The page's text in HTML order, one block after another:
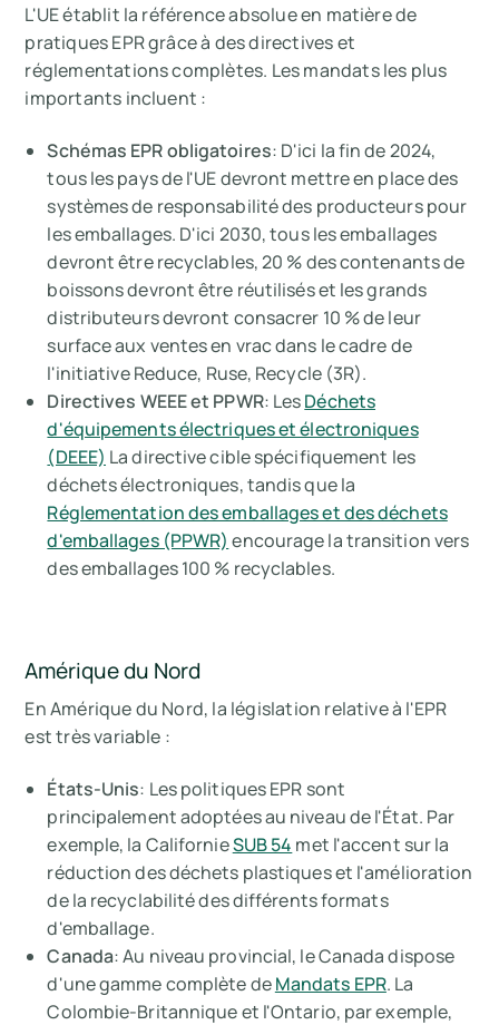
L'UE établit la référence absolue en matière de
pratiques EPR grâce à des directives et
réglementations complètes. Les mandats les plus
importants incluent :
Schémas EPR obligatoires: D'ici la fin de 2024,
tous les pays de l'UE devront mettre en place des
systèmes de responsabilité des producteurs pour
les emballages. D'ici 2030, tous les emballages
devront être recyclables, 20 % des contenants de
boissons devront être réutilisés et les grands
distributeurs devront consacrer 10 % de leur
surface aux ventes en vrac dans le cadre de
l'initiative Reduce, Ruse, Recycle (3R).
Directives WEEE et PPWR: LesDéchets
d'équipements électriques et électroniques
(DEEE) La directive cible spécifiquement les
déchets électroniques, tandis que la
Réglementation des emballages et des déchets
d'emballages (PPWR) encourage la transition vers
des emballages 100 % recyclables.
Amérique du Nord
En Amérique du Nord, la législation relative à l'EPR
est très variable :
États-Unis: Les politiques EPR sont
principalement adoptées au niveau de l'État. Par
exemple, la CalifornieSUB 54 met l'accent sur la
réduction des déchets plastiques et l'amélioration
de la recyclabilité des différents formats
d'emballage.
Canada: Au niveau provincial, le Canada dispose
d'une gamme complète deMandats EPR. La
Colombie-Britannique et l'Ontario, par exemple,